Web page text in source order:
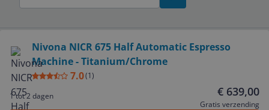
Nivona NICR 675 Half Automatic Espresso
Machine - Titanium/Chrome
7.0(1)
1 tot 2 dagen
€ 639,00
Gratis verzending
Service
Algemeen